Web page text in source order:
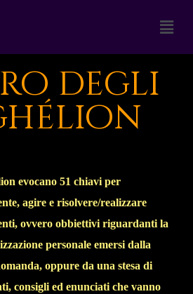
degli
evocano 51 chiavi per
agire e risolvere/realizzare
ovvero obbiettivi riguardanti la
personale emersi dalla
oppure da una stesa di
consigli ed enunciati che vanno